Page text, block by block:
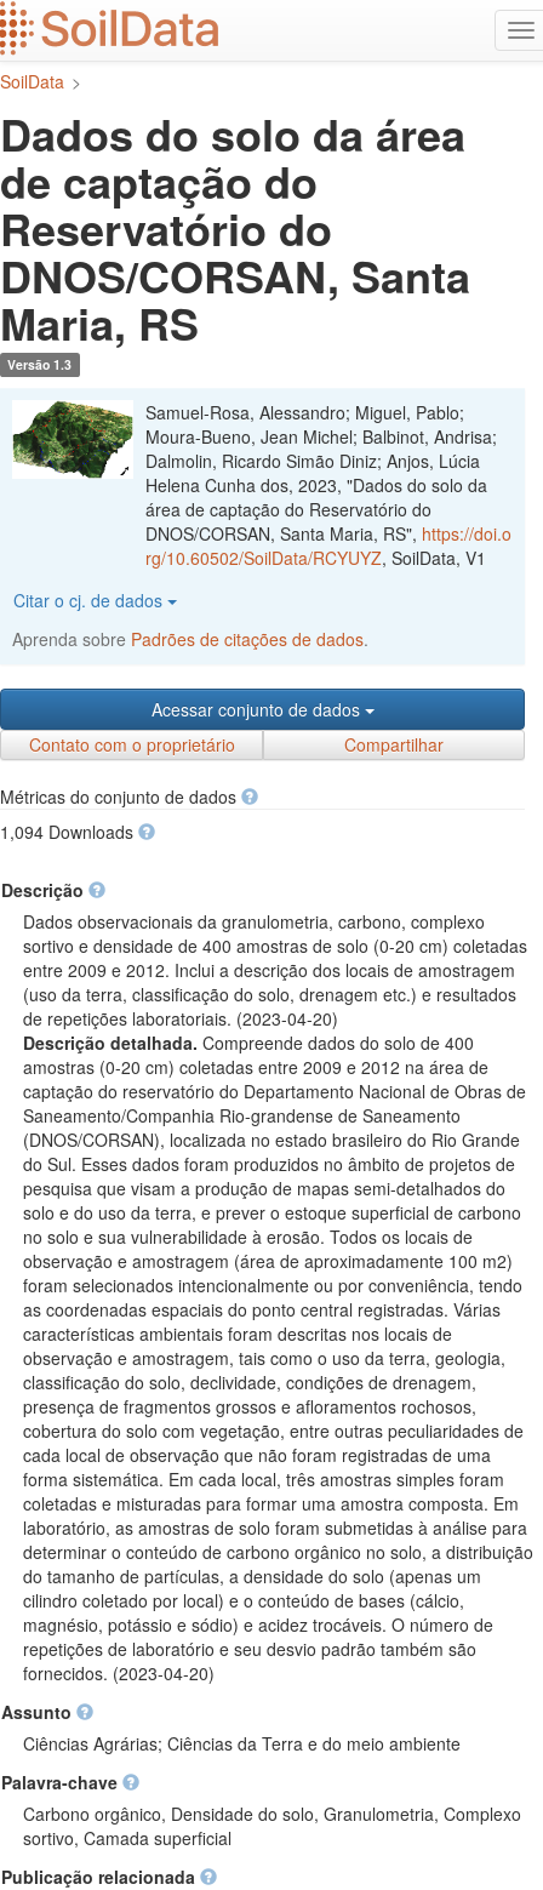
Ir
para
o
conteúdo
SoilData >
Dados do solo da área
de captação do
Reservatório do
DNOS/CORSAN, Santa
Maria, RS
Versão 1.3
Samuel-Rosa, Alessandro; Miguel, Pablo;
Moura-Bueno, Jean Michel; Balbinot, Andrisa;
Dalmolin, Ricardo Simão Diniz; Anjos, Lúcia
Helena Cunha dos, 2023, "Dados do solo da
área de captação do Reservatório do
DNOS/CORSAN, Santa Maria, RS", https://doi.o
rg/10.60502/SoilData/RCYUYZ, SoilData, V1
Citar o cj. de dados
Aprenda sobre Padrões de citações de dados.
Acessar conjunto de dados
Contato com o proprietário
Compartilhar
Métricas do conjunto de dados
1,094 Downloads
Descrição
Dados observacionais da granulometria, carbono, complexo
sortivo e densidade de 400 amostras de solo (0-20 cm) coletadas
entre 2009 e 2012. Inclui a descrição dos locais de amostragem
(uso da terra, classificação do solo, drenagem etc.) e resultados
de repetições laboratoriais. (2023-04-20)
Descrição detalhada. Compreende dados do solo de 400
amostras (0-20 cm) coletadas entre 2009 e 2012 na área de
captação do reservatório do Departamento Nacional de Obras de
Saneamento/Companhia Rio-grandense de Saneamento
(DNOS/CORSAN), localizada no estado brasileiro do Rio Grande
do Sul. Esses dados foram produzidos no âmbito de projetos de
pesquisa que visam a produção de mapas semi-detalhados do
solo e do uso da terra, e prever o estoque superficial de carbono
no solo e sua vulnerabilidade à erosão. Todos os locais de
observação e amostragem (área de aproximadamente 100 m2)
foram selecionados intencionalmente ou por conveniência, tendo
as coordenadas espaciais do ponto central registradas. Várias
características ambientais foram descritas nos locais de
observação e amostragem, tais como o uso da terra, geologia,
classificação do solo, declividade, condições de drenagem,
presença de fragmentos grossos e afloramentos rochosos,
cobertura do solo com vegetação, entre outras peculiaridades de
cada local de observação que não foram registradas de uma
forma sistemática. Em cada local, três amostras simples foram
coletadas e misturadas para formar uma amostra composta. Em
laboratório, as amostras de solo foram submetidas à análise para
determinar o conteúdo de carbono orgânico no solo, a distribuição
do tamanho de partículas, a densidade do solo (apenas um
cilindro coletado por local) e o conteúdo de bases (cálcio,
magnésio, potássio e sódio) e acidez trocáveis. O número de
repetições de laboratório e seu desvio padrão também são
fornecidos. (2023-04-20)
Assunto
Ciências Agrárias; Ciências da Terra e do meio ambiente
Palavra-chave
Carbono orgânico, Densidade do solo, Granulometria, Complexo
sortivo, Camada superficial
Publicação relacionada